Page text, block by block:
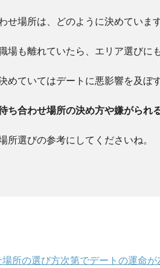
せ場所は、どのように決めていま
場も離れていたら、エリア選びに
めていてはデートに悪影響を及ぼ
ち合わせ場所の決め方や嫌がられ
所選びの参考にしてくださいね。
所の選び方次第でデートの運命が